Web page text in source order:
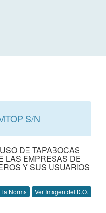
S/N
DE TAPABOCAS
LAS EMPRESAS DE
Y SUS USUARIOS
la Norma Ver Imagen del D.O.